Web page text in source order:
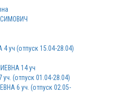
уч (отпуск 15.04-28.04)
14 уч
(отпуск 01.04-28.04)
6 уч. (отпуск 02.05-